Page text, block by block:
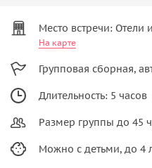
Место встречи: Отели
На карте
Групповая сборная,
Длительность: 5 часов
Размер группы до 45
Можно с детьми, до 4